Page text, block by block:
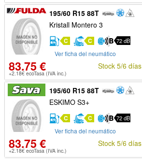
195/60 R15 88T
Kristall Montero 3
C C 72 dB
Ver ficha del neumático
83.75 €
+2.18€ ecoTasa (IVA inc.)
Stock 5/6 días
195/60 R15 88T
ESKIMO S3+
C C 72 dB
Ver ficha del neumático
83.75 €
+2.18€ ecoTasa (IVA inc.)
Stock 5/6 días